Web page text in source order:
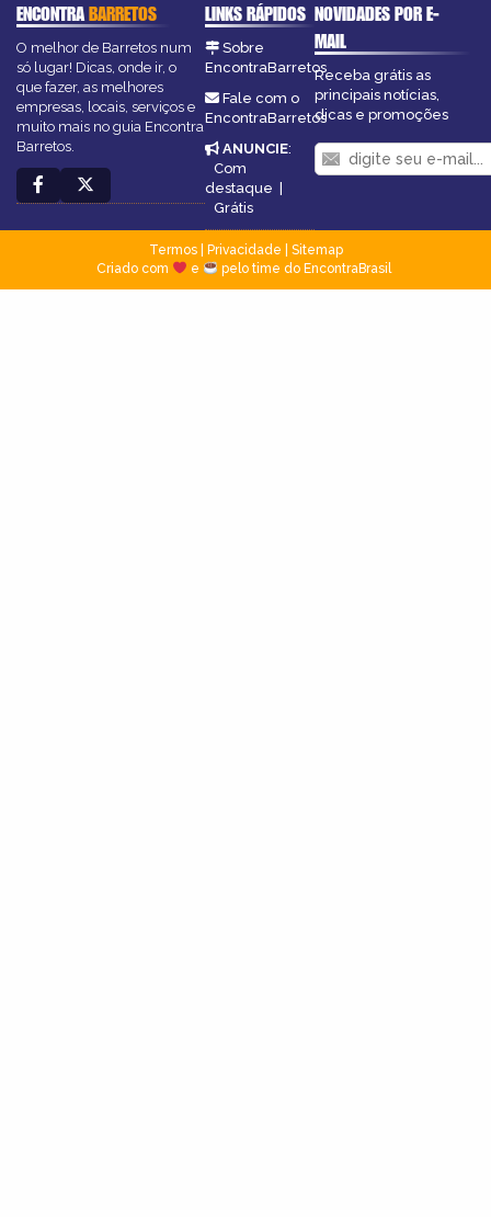
ENCONTRABARRETOS
O melhor de Barretos num
só lugar! Dicas, onde ir, o
que fazer, as melhores
empresas, locais, serviços e
muito mais no guia Encontra
Barretos.
LINKS RÁPIDOS
Sobre
EncontraBarretos
Fale com o
EncontraBarretos
ANUNCIE:
Com
destaque |
Grátis
NOVIDADES POR E-
MAIL
Receba grátis as
principais notícias,
dicas e promoções
Termos| Privacidade
Sitemap
Criado com
e pelo time do EncontraBrasil